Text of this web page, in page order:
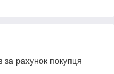
рахунок покупця